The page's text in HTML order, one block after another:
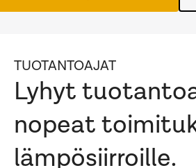
TUOTANTOAJAT
Lyhyt
nopeat
lämpösiirroille.